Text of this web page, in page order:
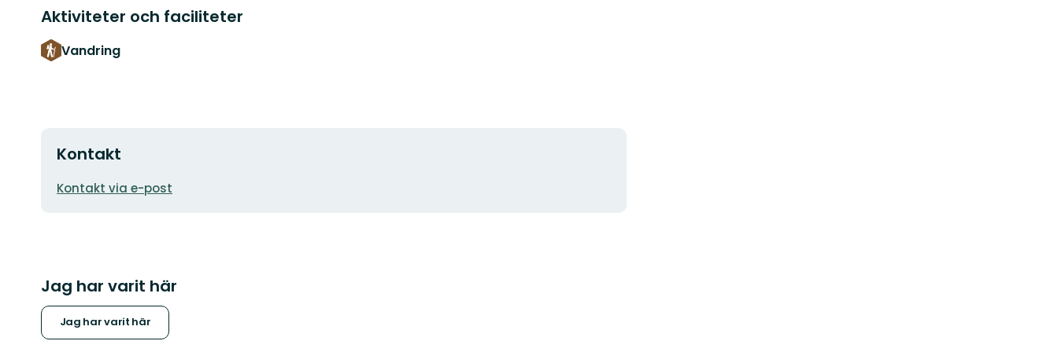
Aktiviteter och faciliteter
Vandring
Kontakt
E-
Kontakt via e-post
Jag har varit här
Jag har varit här